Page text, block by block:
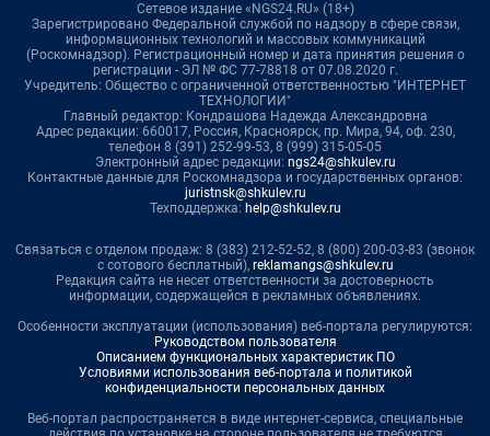
Сетевое издание «NGS24.RU» (18+)
Зарегистрировано Федеральной службой по надзору в сфере связи,
информационных технологий и массовых коммуникаций
(Роскомнадзор). Регистрационный номер и дата принятия решения о
регистрации - ЭЛ № ФС 77-78818 от 07.08.2020 г.
Учредитель: Общество с ограниченной ответственностью "ИНТЕРНЕТ
ТЕХНОЛОГИИ"
Главный редактор: Кондрашова Надежда Александровна
Адрес редакции: 660017, Россия, Красноярск, пр. Мира, 94, оф. 230,
телефон 8 (391) 252-99-53, 8 (999) 315-05-05
Электронный адрес редакции: ngs24@shkulev.ru
Контактные данные для Роскомнадзора и государственных органов:
juristnsk@shkulev.ru
Техподдержка: help@shkulev.ru
Связаться с отделом продаж: 8 (383) 212-52-52, 8 (800) 200-03-83 (звонок
с сотового бесплатный), reklamangs@shkulev.ru
Редакция сайта не несет ответственности за достоверность
информации, содержащейся в рекламных объявлениях.
Особенности эксплуатации (использования) веб-портала регулируются:
Руководством пользователя
Описанием функциональных характеристик ПО
Условиями использования веб-портала и политикой
конфиденциальности персональных данных
Веб-портал распространяется в виде интернет-сервиса, специальные